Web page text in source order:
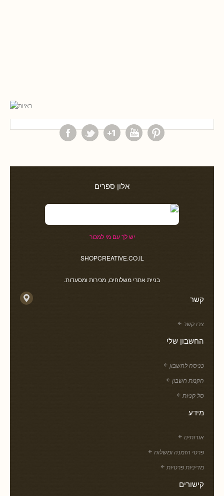
אלון ספרים
יש לך עם מי למכור
SHOPCREATIVE.CO.IL
בניית אתרי משלוחים, מכירות ומסעדות.
קשר
צרו קשר
החשבון שלי
כניסה לחשבון
הקמת חשבון
סל קניות
מידע
אודותינו
פרטי הזמנה ומשלוח
מדיניות פרטיות
קישורים